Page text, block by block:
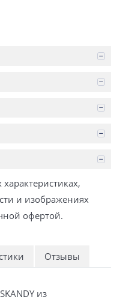
и изображениях
офертой.
Отзывы
из